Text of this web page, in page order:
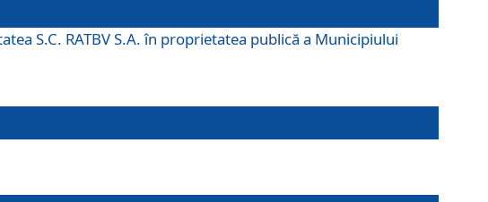
S.C. RATBV S.A. în proprietatea publică a Municipiului